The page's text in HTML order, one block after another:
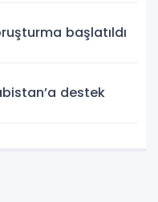
başlatıldı
destek